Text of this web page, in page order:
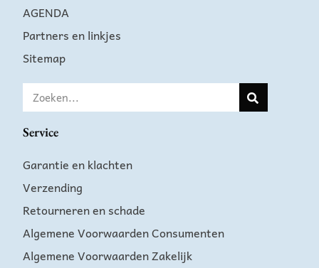
AGENDA
Partners en linkjes
Sitemap
Service
Garantie en klachten
Verzending
Retourneren en schade
Algemene Voorwaarden Consumenten
Algemene Voorwaarden Zakelijk